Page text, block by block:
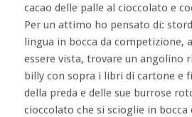
cacao delle palle al cioccolato e
Per un attimo ho pensato di:
lingua in bocca da competizione,
essere vista, trovare un angolino
billy con sopra i libri di cartone e
della preda e delle sue burrose
cioccolato che si scioglie in